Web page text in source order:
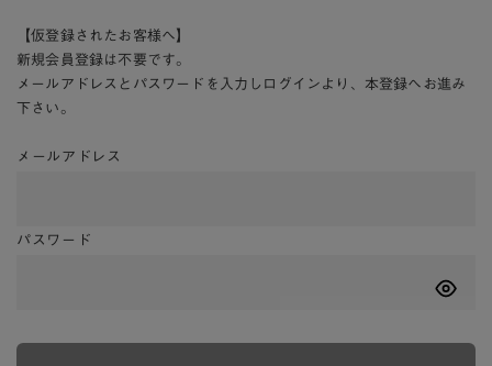
【仮登録されたお客様へ】
新規会員登録は不要です。
メールアドレスとパスワードを入力しログインより、本登録へお進み
下さい。
メールアドレス
パスワード